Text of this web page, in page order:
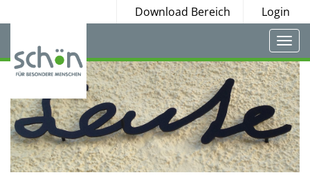
Download Bereich Login